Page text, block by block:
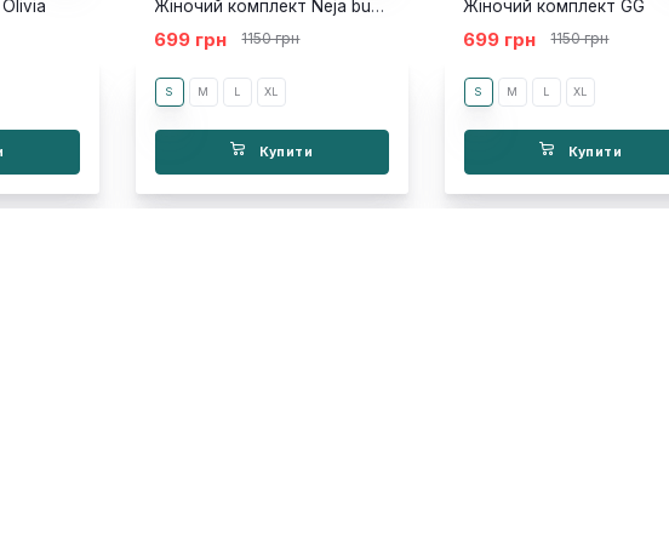
Жіночий комплект Neja burgundy
699 грн 1150 грн
S M L XL
Купити
Жіночий комплект GG
699 грн 1150 грн
S M L XL
Купити